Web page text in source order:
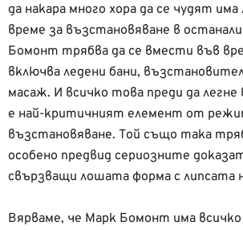
да накара много хора да се чудят
време за възстановяване в
Бомонт трябва да се вмести във
включва ледени бани,
масаж. И всичко това преди да
е най-критичният елемент от
възстановяване. Той също така
особено предвид сериозните
свързващи лошата форма с липсата
Вярваме, че Марк Бомонт има